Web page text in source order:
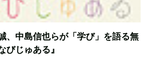
、中島信也らが「学び」を語る無
びじゅある』